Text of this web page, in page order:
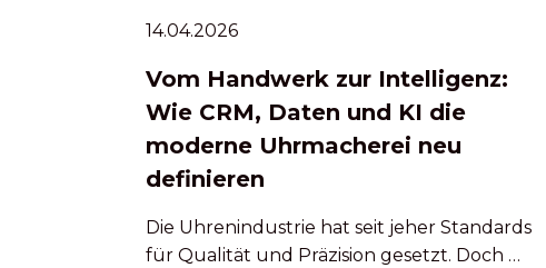
14.04.2026
Vom Handwerk zur Intelligenz:
Wie CRM, Daten und KI die
moderne Uhrmacherei neu
definieren
Die Uhrenindustrie hat seit jeher Standards
für Qualität und Präzision gesetzt. Doch …